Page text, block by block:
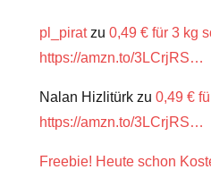
pl_piratzu 0,49 € für 3 kg
https://amzn.to/3LCrjRS…
Nalan Hizlitürk zu 0,49 €
https://amzn.to/3LCrjRS…
Freebie! Heute schon